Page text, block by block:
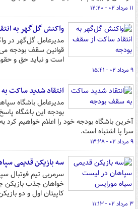
۱۱ مرداد ۰۲ - ۱۲:۲۰
واکنش گل‌گهر به
مدیرعامل گل‌گهر در
قوانین سقف بودجه
است و نباید حق و
۹ مرداد ۰۲ - ۱۵:۴۱
انتقاد شدید ساکت
مدیرعامل باشگاه
بودجه این باشگاه
آخرین باشگاه بودجه خود را اعلام خواهیم
سرا پا اشتباه است.
۹ مرداد ۰۲ - ۱۳:۲۸
سه بازیکن قدیمی
سرمربی تیم فوتبال
خواهان جذب
کاپیتان اول و دو
۳ مرداد ۰۲ - ۱۱:۱۳